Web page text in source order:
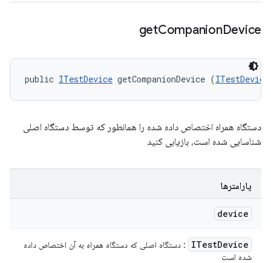
getCompanionDevice
public ITestDevice getCompanionDevice (ITestDevice
دستگاه همراه اختصاص داده شده را همانطور که توسط دستگاه اصلی
شناسایی شده است، بازیابی کنید
پارامترها
device
ITestDevice
: دستگاه اصلی که دستگاه همراه به آن اختصاص داده
شده است